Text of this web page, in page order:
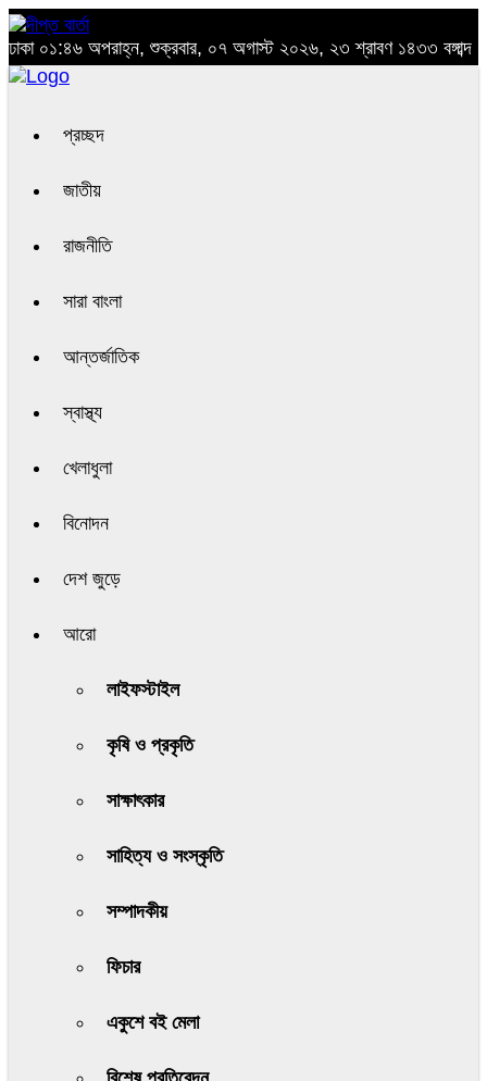
ঢাকা ০১:৪৬ অপরাহ্ন, শুক্রবার, ০৭ অগাস্ট ২০২৬, ২৩ শ্রাবণ ১৪৩৩ বঙ্গাব্দ
প্রচ্ছদ
জাতীয়
রাজনীতি
সারা বাংলা
আন্তর্জাতিক
স্বাস্থ্য
খেলাধুলা
বিনোদন
দেশ জুড়ে
আরো
লাইফস্টাইল
কৃষি ও প্রকৃতি
সাক্ষাৎকার
সাহিত্য ও সংস্কৃতি
সম্পাদকীয়
ফিচার
একুশে বই মেলা